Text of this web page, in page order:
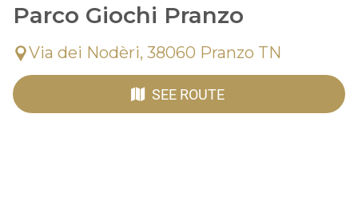
Parco Giochi Pranzo
Via dei Nodèri, 38060 Pranzo TN
SEE ROUTE